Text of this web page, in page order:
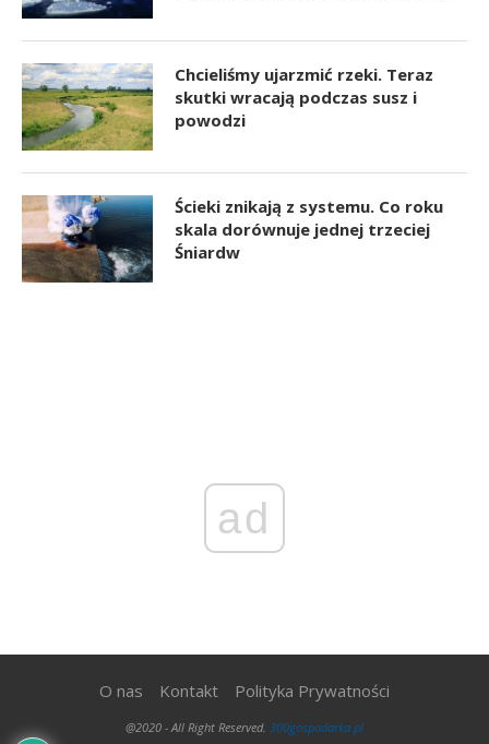
Chcieliśmy ujarzmić rzeki. Teraz
skutki wracają podczas susz i
powodzi
Ścieki znikają z systemu. Co roku
skala dorównuje jednej trzeciej
Śniardw
ad
O nas Kontakt Polityka Prywatności
@2020 - All Right Reserved. 300gospodarka.pl